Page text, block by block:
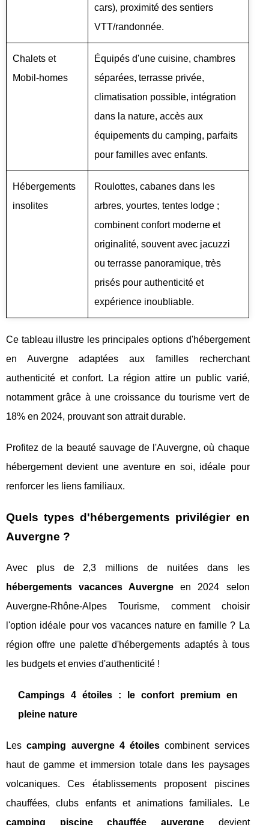
cars), proximité des sentiers
VTT/randonnée.
Chalets et
Mobil-homes
Équipés d'une cuisine, chambres
séparées, terrasse privée,
climatisation possible, intégration
dans la nature, accès aux
équipements du camping, parfaits
pour familles avec enfants.
Hébergements
insolites
Roulottes, cabanes dans les
arbres, yourtes, tentes lodge ;
combinent confort moderne et
originalité, souvent avec jacuzzi
ou terrasse panoramique, très
prisés pour authenticité et
expérience inoubliable.
Ce tableau illustre les principales options d'hébergement
en Auvergne adaptées aux familles recherchant
authenticité et confort. La région attire un public varié,
notamment grâce à une croissance du tourisme vert de
18% en 2024, prouvant son attrait durable.
Profitez de la beauté sauvage de l'Auvergne, où chaque
hébergement devient une aventure en soi, idéale pour
renforcer les liens familiaux.
Quels types d'hébergements privilégier en
Auvergne ?
Avec plus de 2,3 millions de nuitées dans les
hébergements vacances Auvergne en 2024 selon
Auvergne-Rhône-Alpes Tourisme, comment choisir
l'option idéale pour vos vacances nature en famille ? La
région offre une palette d'hébergements adaptés à tous
les budgets et envies d'authenticité !
Campings 4 étoiles : le confort premium en
pleine nature
Lescamping auvergne 4 étoiles combinent services
haut de gamme et immersion totale dans les paysages
volcaniques. Ces établissements proposent piscines
chauffées, clubs enfants et animations familiales. Le
camping piscine chauffée auvergnedevient